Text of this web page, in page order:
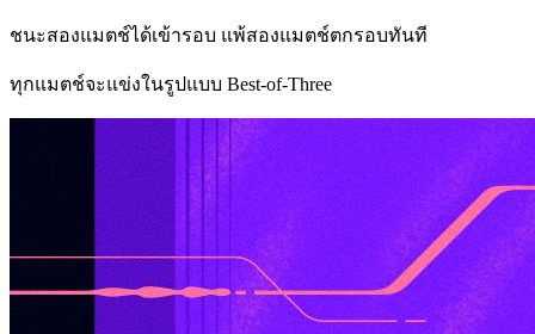
ชนะสองแมตช์ได้เข้ารอบ แพ้สองแมตช์ตกรอบทันที
ทุกแมตช์จะแข่งในรูปแบบ Best-of-Three